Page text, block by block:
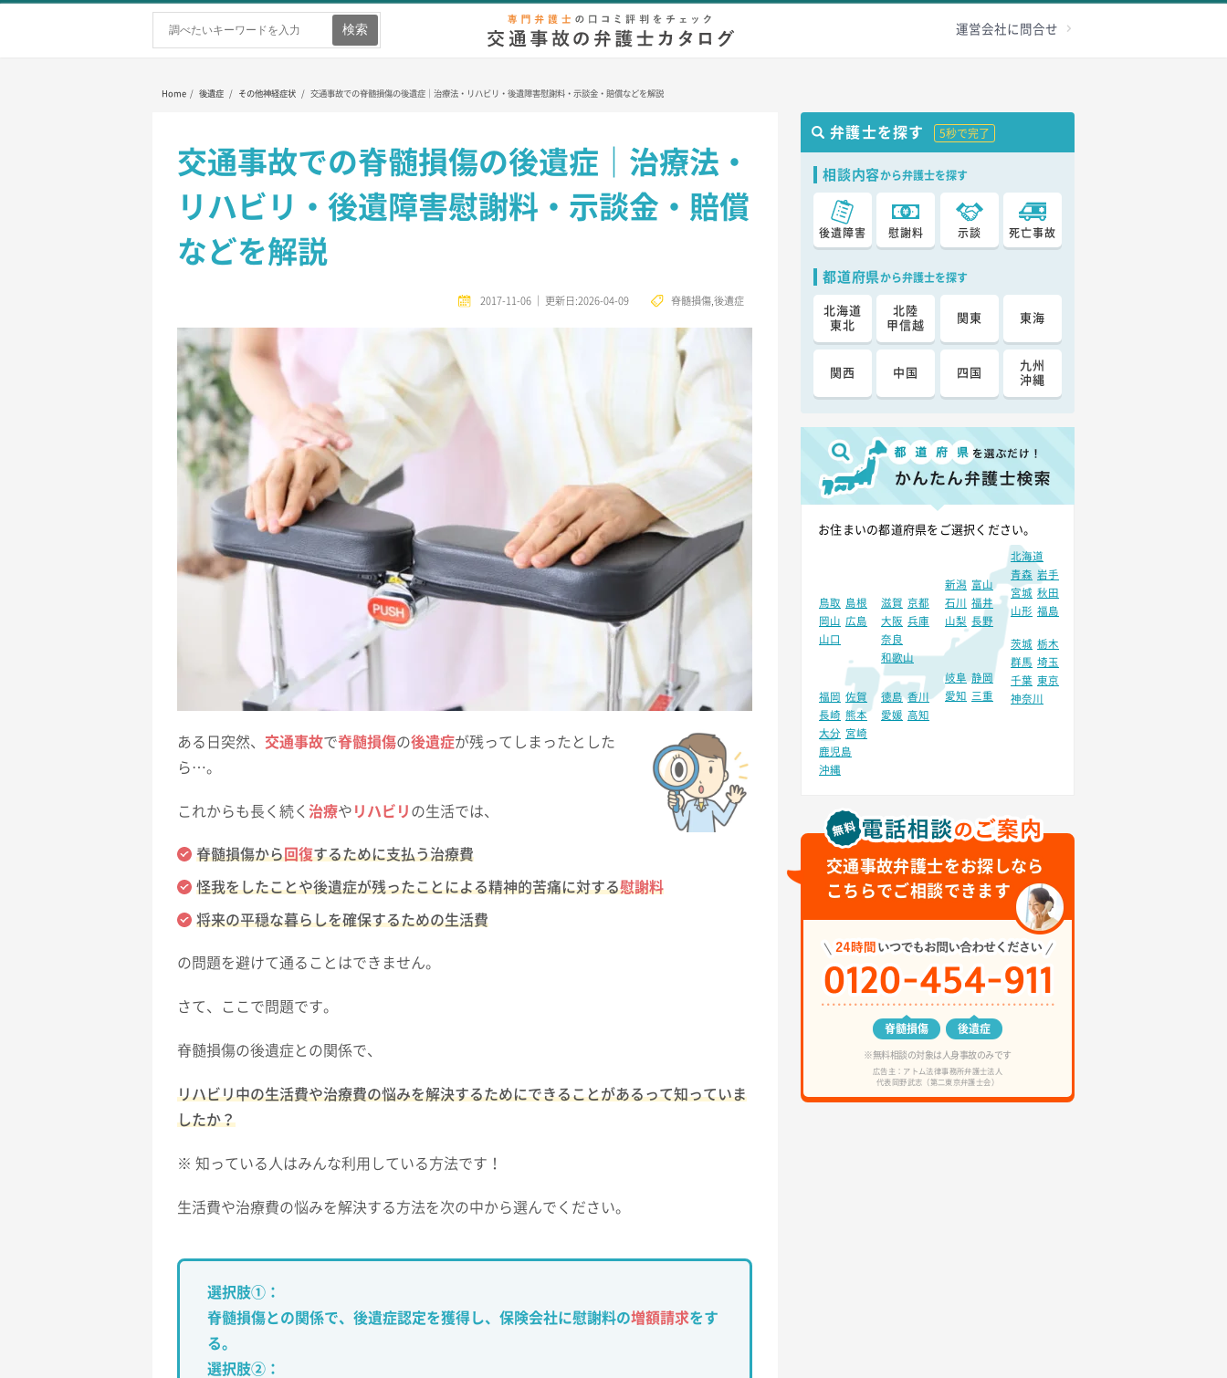
運営会社に問合せ
ホーム 弁護士を探す 弁護士費用 無料相談
Home / 後遺症 / その他神経症状 / 交通事故での脊髄損傷の後遺症｜治療法・リハビリ・後遺障害慰謝料・示談金・賠償などを解説
交通事故での脊髄損傷の後遺症｜治療法・
リハビリ・後遺障害慰謝料・示談金・賠償
などを解説
2017-11-06 脊髄損傷
ある日突然、 交通事故で脊髄損傷の後遺症が残ってしまったとした
ら…。
これからも長く続く治療や リハビリ の生活では、
脊髄損傷から回復するために支払う治療費
怪我をしたことや後遺症が残ったことによる精神的苦痛に対する慰謝料
将来の平穏な暮らしを確保するための生活費
の問題を避けて通ることはできません。
さて、ここで問題です。
脊髄損傷の後遺症との関係で、
リハビリ中の生活費や治療費の悩みを解決するためにできることがあるって知っていま
したか？
※ 知っている人はみんな利用している方法です！
生活費や治療費の悩みを解決する方法を次の中から選んでください。
選択肢①：
脊髄損傷との関係で、後遺症認定を獲得し、保険会社に慰謝料の増額請求をす
る。
選択肢②：
弁護士を探す 5秒で完了
相談内容から弁護士を探す
後遺障害 慰謝料 示談 死亡事故
都道府県から弁護士を探す
北海道
東北
北陸
甲信越
関東 東海
関西 中国 四国
九州
沖縄
お住まいの都道府県をご選択ください。
北海道
青森 岩手
宮城 秋田
山形 福島
新潟
富山
石川
福井
山梨 長野
茨城 栃木
群馬 埼玉
千葉 東京
神奈川
岐阜
静岡
愛知
三重
滋賀 京都
大阪 兵庫
奈良
和歌山
鳥取
島根
岡山
広島
山口
徳島 香川
愛媛 高知
福岡
佐賀
長崎 熊本
大分
宮崎
鹿児島
沖縄
交通事故弁護士をお探しなら
こちらでご相談できます
脊髄損傷 後遺症
※無料相談の対象は人身事故のみです
広告主：アトム法律事務所弁護士法人
代表岡野武志（第二東京弁護士会）